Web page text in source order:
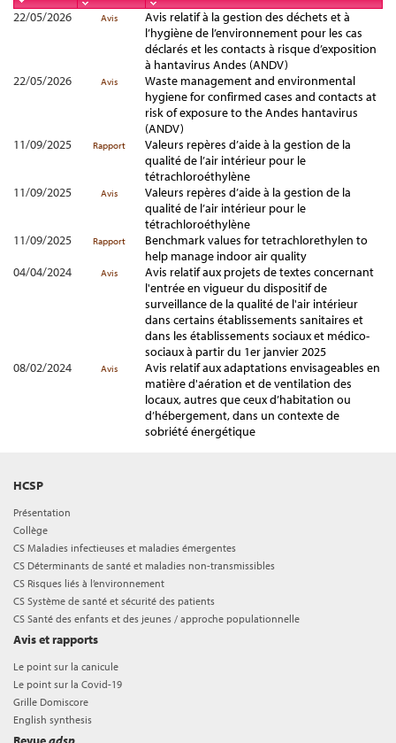
22/05/2026
Avis
Avis relatif à la gestion des déchets et à
l’hygiène de l’environnement pour les cas
déclarés et les contacts à risque d’exposition
à hantavirus Andes (ANDV)
22/05/2026
Avis
Waste management and environmental
hygiene for confirmed cases and contacts at
risk of exposure to the Andes hantavirus
(ANDV)
11/09/2025
Rapport
Valeurs repères d’aide à la gestion de la
qualité de l’air intérieur pour le
tétrachloroéthylène
11/09/2025
Avis
Valeurs repères d’aide à la gestion de la
qualité de l’air intérieur pour le
tétrachloroéthylène
11/09/2025
Rapport
Benchmark values for tetrachlorethylen to
help manage indoor air quality
04/04/2024
Avis
Avis relatif aux projets de textes concernant
l'entrée en vigueur du dispositif de
surveillance de la qualité de l'air intérieur
dans certains établissements sanitaires et
dans les établissements sociaux et médico-
sociaux à partir du 1er janvier 2025
08/02/2024
Avis
Avis relatif aux adaptations envisageables en
matière d'aération et de ventilation des
locaux, autres que ceux d’habitation ou
d’hébergement, dans un contexte de
sobriété énergétique
HCSP
Présentation
Collège
CS Maladies infectieuses et maladies émergentes
CS Déterminants de santé et maladies non-transmissibles
CS Risques liés à l’environnement
CS Système de santé et sécurité des patients
CS Santé des enfants et des jeunes / approche populationnelle
Avis et rapports
Le point sur la canicule
Le point sur la Covid-19
Grille Domiscore
English synthesis